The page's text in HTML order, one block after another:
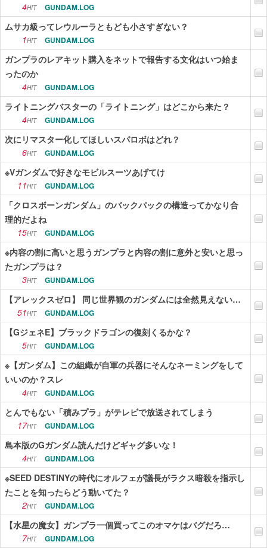
4HIT GUNDAM.LOG
ムサカ級ってレウルーラともども小さすぎない？
1HIT GUNDAM.LOG
ガンプラのレアキット購入をネットで報告する文化はいつ始ま
ったのか
4HIT GUNDAM.LOG
ライトニングバスターの「ライトニング」はどこから来た？
4HIT GUNDAM.LOG
次にリマスター化してほしいスパロボはどれ？
6HIT GUNDAM.LOG
※Vガンダムで好きなモビルスーツあげてけ
11HIT GUNDAM.LOG
「クロスボーンガンダム」のバックパックの構造ってかなり合
理的だよね
15HIT GUNDAM.LOG
※内容の割に高いと思うガンプラと内容の割に意外と安いと思っ
たガンプラは？
3HIT GUNDAM.LOG
【アレックスゼロ】 同じ世界観のガンダムには全然見えない…
51HIT GUNDAM.LOG
【GジェネE】ブラックドラゴンの復刻くるかな？
5HIT GUNDAM.LOG
※【ガンダム】この組織が自軍の兵器にそんなネーミングをして
いいのか？スレ
4HIT GUNDAM.LOG
とんでもない「積みプラ」がテレビで放送されてしまう
17HIT GUNDAM.LOG
島本版のGガンダム読んだけどギャグ多いな！
4HIT GUNDAM.LOG
※SEED DESTINYの時代にオルフェが議長がラクス暗殺を指示し
たことを知ったらどう動いてた？
2HIT GUNDAM.LOG
【水星の魔女】ガンプラ一個買ってこのオマケはバグだろ…
7HIT GUNDAM.LOG